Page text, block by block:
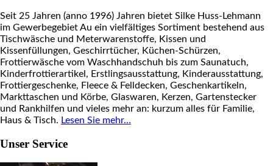
Seit 25 Jahren (anno 1996) Jahren bietet Silke Huss-Lehmann
im Gewerbegebiet Au ein vielfältiges Sortiment bestehend aus
Tischwäsche und Meterwarenstoffe, Kissen und
Kissenfüllungen, Geschirrtücher, Küchen-Schürzen,
Frottierwäsche vom Waschhandschuh bis zum Saunatuch,
Kinderfrottierartikel, Erstlingsausstattung, Kinderausstattung,
Frottiergeschenke, Fleece & Felldecken, Geschenkartikeln,
Markttaschen und Körbe, Glaswaren, Kerzen, Gartenstecker
und Rankhilfen und vieles mehr an: kurzum alles für Familie,
Haus & Tisch. Lesen Sie mehr…
Unser Service